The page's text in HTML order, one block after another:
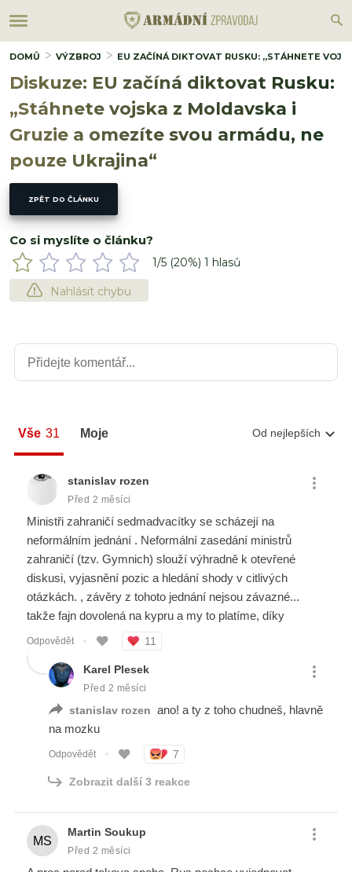
DOMŮ VÝZBROJ EU ZAČÍNÁ DIKTOVAT RUSKU: „STÁHNETE
Diskuze: EU začíná diktovat Rusku:
„Stáhnete vojska z Moldavska i
Gruzie a omezíte svou armádu, ne
pouze Ukrajina“
ZPĚT DO ČLÁNKU
Co si myslíte o článku?
1/5 (20%) 1 hlasů
Nahlásit chybu